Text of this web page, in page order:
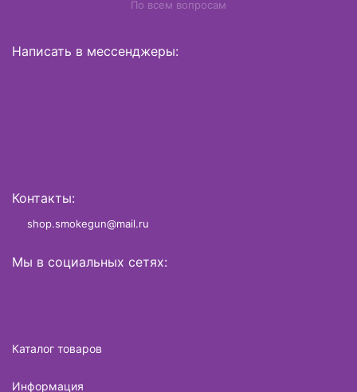
По всем вопросам
Написать в мессенджеры:
Контакты:
shop.smokegun@mail.ru
Мы в социальных сетях:
Каталог товаров
Информация